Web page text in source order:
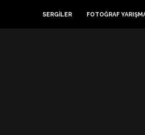
SERGİLER FOTOĞRAF